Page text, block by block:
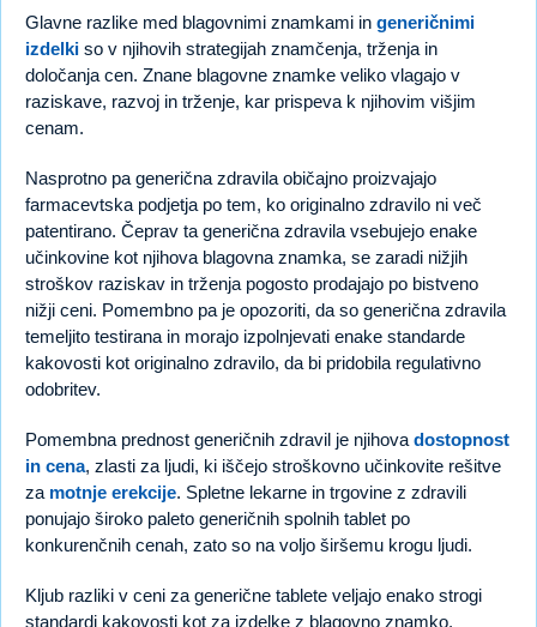
Glavne razlike med blagovnimi znamkami in generičnimi
izdelki so v njihovih strategijah znamčenja, trženja in
določanja cen. Znane blagovne znamke veliko vlagajo v
raziskave, razvoj in trženje, kar prispeva k njihovim višjim
cenam.
Nasprotno pa generična zdravila običajno proizvajajo
farmacevtska podjetja po tem, ko originalno zdravilo ni več
patentirano. Čeprav ta generična zdravila vsebujejo enake
učinkovine kot njihova blagovna znamka, se zaradi nižjih
stroškov raziskav in trženja pogosto prodajajo po bistveno
nižji ceni. Pomembno pa je opozoriti, da so generična zdravila
temeljito testirana in morajo izpolnjevati enake standarde
kakovosti kot originalno zdravilo, da bi pridobila regulativno
odobritev.
Pomembna prednost generičnih zdravil je njihova dostopnost
in cena, zlasti za ljudi, ki iščejo stroškovno učinkovite rešitve
za motnje erekcije. Spletne lekarne in trgovine z zdravili
ponujajo široko paleto generičnih spolnih tablet po
konkurenčnih cenah, zato so na voljo širšemu krogu ljudi.
Kljub razliki v ceni za generične tablete veljajo enako strogi
standardi kakovosti kot za izdelke z blagovno znamko.